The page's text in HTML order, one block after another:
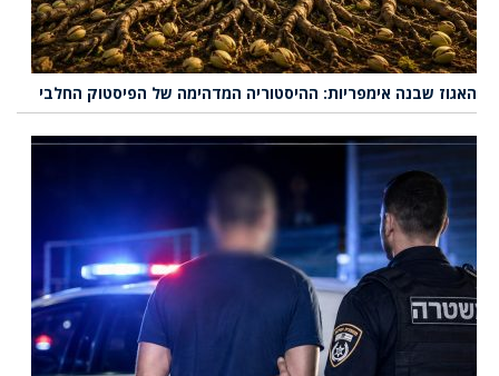
האגוז שבנה אימפריות: ההיסטוריה המדהימה של הפיסטוק החלבי